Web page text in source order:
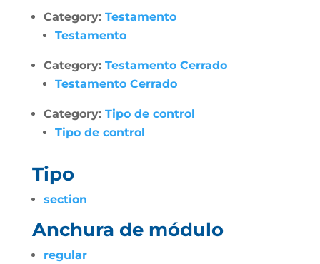
Category: Testamento
Testamento
Category: Testamento Cerrado
Testamento Cerrado
Category: Tipo de control
Tipo de control
Tipo
section
Anchura de módulo
regular